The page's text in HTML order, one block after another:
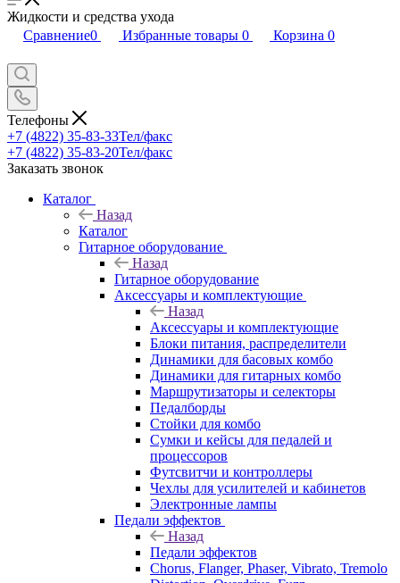
Жидкости и средства ухода
Сравнение0 Избранные товары 0 Корзина 0
Телефоны
+7 (4822) 35-83-33Тел/факс
+7 (4822) 35-83-20Тел/факс
Заказать звонок
Каталог
Назад
Каталог
Гитарное оборудование
Назад
Гитарное оборудование
Аксессуары и комплектующие
Назад
Аксессуары и комплектующие
Блоки питания, распределители
Динамики для басовых комбо
Динамики для гитарных комбо
Маршрутизаторы и селекторы
Педалборды
Стойки для комбо
Сумки и кейсы для педалей и
процессоров
Футсвитчи и контроллеры
Чехлы для усилителей и кабинетов
Электронные лампы
Педали эффектов
Назад
Педали эффектов
Chorus, Flanger, Phaser, Vibrato, Tremolo